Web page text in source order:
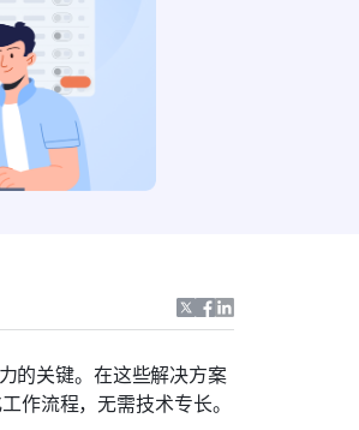
的关键。在这些解决方案
作流程，无需技术专长。